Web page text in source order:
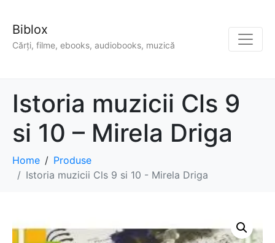
Biblox
Cărți, filme, ebooks, audiobooks, muzică
Istoria muzicii Cls 9
si 10 – Mirela Driga
Home
Produse
Istoria muzicii Cls 9 si 10 - Mirela Driga